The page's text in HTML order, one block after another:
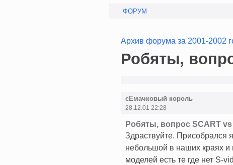
ФОРУМ
Архив форума за 2001-2002
Робяты,
сЕмачковый король
28.12.01 22:28
Робяты, вопрос SCART
Здраствуйте. Присобрался
небольшой в наших краях и
моделей есть те где нет S-